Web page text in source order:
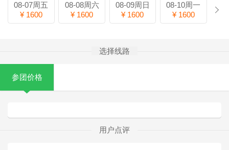
08-07周五
¥ 1600
08-08周六
¥ 1600
08-09周日
¥ 1600
08-10周一
¥ 1600
选择线路
参团价格
用户点评